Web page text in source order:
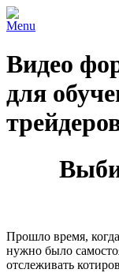
Menu
Видео
для
Прошло время,
нужно было
отслеживать